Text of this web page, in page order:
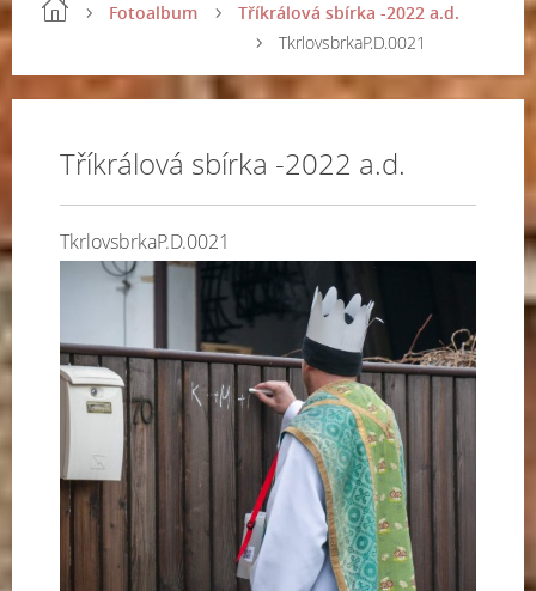
Fotoalbum
Tříkrálová sbírka -2022 a.d.
TkrlovsbrkaP.D.0021
Tříkrálová sbírka -2022 a.d.
TkrlovsbrkaP.D.0021